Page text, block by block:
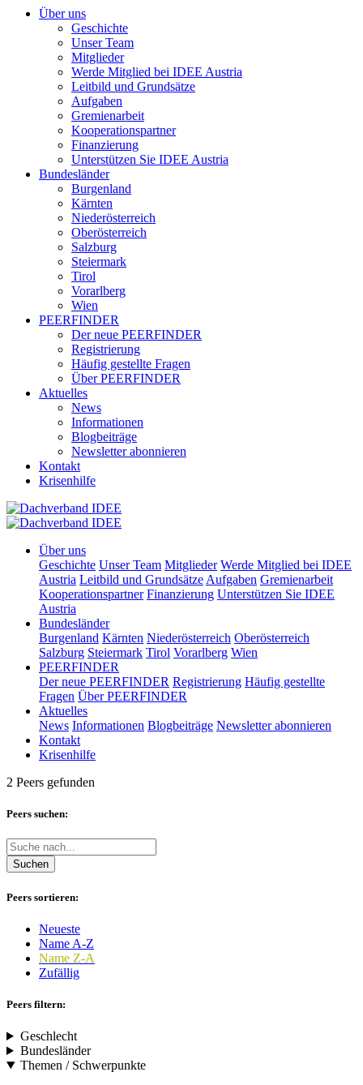
Über uns
Geschichte
Unser Team
Mitglieder
Werde Mitglied bei IDEE Austria
Leitbild und Grundsätze
Aufgaben
Gremienarbeit
Kooperationspartner
Finanzierung
Unterstützen Sie IDEE Austria
Bundesländer
Burgenland
Kärnten
Niederösterreich
Oberösterreich
Salzburg
Steiermark
Tirol
Vorarlberg
Wien
PEERFINDER
Der neue PEERFINDER
Registrierung
Häufig gestellte Fragen
Über PEERFINDER
Aktuelles
News
Informationen
Blogbeiträge
Newsletter abonnieren
Kontakt
Krisenhilfe
Über uns
Geschichte Unser Team Mitglieder Werde Mitglied bei IDEE
Austria Leitbild und Grundsätze Aufgaben Gremienarbeit
Kooperationspartner Finanzierung Unterstützen Sie IDEE
Austria
Bundesländer
Burgenland Kärnten Niederösterreich Oberösterreich
Salzburg Steiermark Tirol Vorarlberg Wien
PEERFINDER
Der neue PEERFINDER Registrierung Häufig gestellte
Fragen Über PEERFINDER
Aktuelles
News Informationen Blogbeiträge Newsletter abonnieren
Kontakt
Krisenhilfe
2 Peers gefunden
Peers suchen:
Suchen
Peers sortieren:
Neueste
Name A-Z
Name Z-A
Zufällig
Peers filtern:
Geschlecht
Bundesländer
Themen / Schwerpunkte